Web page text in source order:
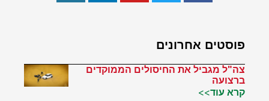
פוסטים אחרונים
צה"ל מגביל את החיסולים הממוקדים
ברצועה
קרא עוד>>